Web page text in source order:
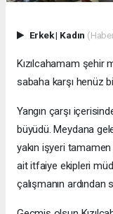
Erkek| Kadın
Kızılcahamam şehir
sabaha karşı henüz
Yangın çarşı
büyüdü. Meydana
yakın işyeri
ait itfaiye ekipleri
çalışmanın ardından